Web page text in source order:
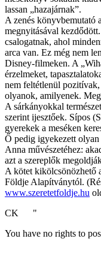
lassan „hazajárnak”.
A zenés könyvbemutató
megnyitásával
csalogatnak, ahol
arca van. Ez még nem
Disney-filmeken. A
érzelmeket,
nem feltétlenül
olyanok, amilyenek.
A sárkányokkal
szerint ijesztőek. Sípos
gyerekek a meséken
Ő pedig igyekezett
Anna művészetéhez:
azt a szereplők
A kötet kikölcsönözhető
Földje Alapítványtól.
www.szeretetfoldje.hu
CK "
You have no rights to